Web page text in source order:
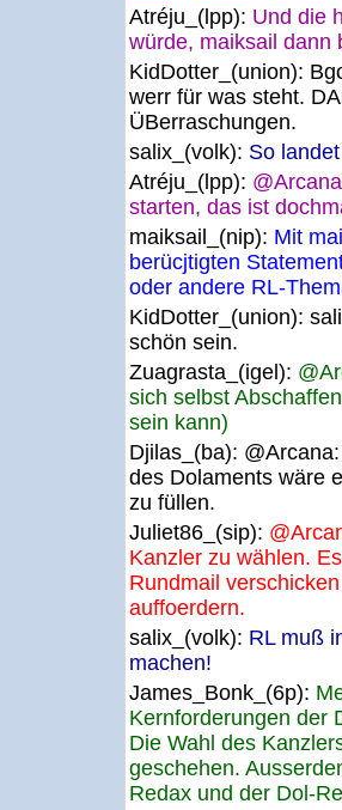
Atréju_(lpp): Und die
würde, maiksail dann
KidDotter_(union):
werr für was steht.
ÜBerraschungen.
salix_(volk): So
Atréju_(lpp):
starten, das ist
maiksail_(nip): Mit
berücjtigten
oder andere RL-
KidDotter_(union):
schön sein.
Zuagrasta_(igel):
sich selbst
sein kann)
Djilas_(ba):
des Dolaments wäre
zu füllen.
Juliet86_(sip):
Kanzler zu wählen.
Rundmail
auffoerdern.
salix_(volk): RL muß
machen!
James_Bonk_(6p):
Kernforderungen der
Die Wahl des
geschehen.
Redax und der Dol-